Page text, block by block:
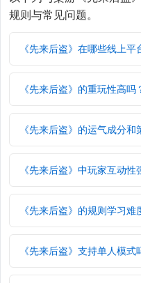
规则与常见问题。
《先来后盗》在哪些线上平
《先来后盗》的重玩性高吗
《先来后盗》的运气成分
《先来后盗》中玩家互动
《先来后盗》的规则学习难
《先来后盗》支持单人模式